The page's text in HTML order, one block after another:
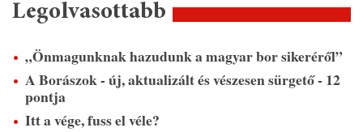
Legolvasottabb
„Önmagunknak hazudunk a magyar bor sikeréről”
A Borászok - új, aktualizált és vészesen sürgető - 12
pontja
Itt a vége, fuss el véle?